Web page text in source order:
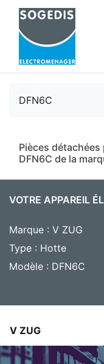
DFN6C
Pièces
DFN6C de la
VOTRE APPAREIL
Marque : V ZUG
Type : Hotte
Modèle : DFN6C
V ZUG